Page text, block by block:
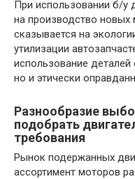
При использовании б/у
на производство новых
сказывается на
утилизации
использование
но и этически
Разнообразие
подобрать
требования
Рынок подержанных
ассортимент моторов